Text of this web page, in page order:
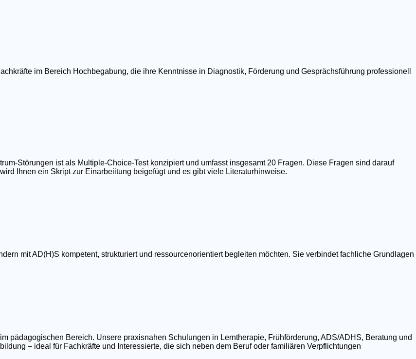
im Bereich Hochbegabung, die ihre Kenntnisse in Diagnostik, Förderung und Gesprächsführung professionell
Störungen ist als Multiple-Choice-Test konzipiert und umfasst insgesamt 20 Fragen. Diese Fragen sind darauf
Ihnen ein Skript zur Einarbeiitung beigefügt und es gibt viele Literaturhinweise.
mit AD(H)S kompetent, strukturiert und ressourcenorientiert begleiten möchten. Sie verbindet fachliche Grundlagen
pädagogischen Bereich. Unsere praxisnahen Schulungen in Lerntherapie, Frühförderung, ADS/ADHS, Beratung und
– ideal für Fachkräfte und Interessierte, die sich neben dem Beruf oder familiären Verpflichtungen